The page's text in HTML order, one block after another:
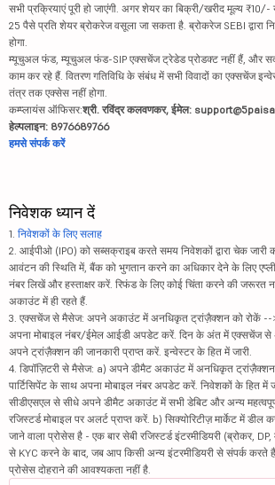
सभी प्रक्रियाएं पूरी हो जाएंगी. अगर शेयर का बिक्री/खरीद मूल्य
25 पैसे प्रति शेयर ब्रोकरेज वसूला जा सकता है. ब्रोकरेज SEBI द्वारा
होगा.
म्यूचुअल फंड, म्यूचुअल फंड-SIP एक्सचेंज ट्रेडेड प्रोडक्ट नहीं हैं, और
काम कर रहे हैं. वितरण गतिविधि के संबंध में सभी विवादों का एक्सचेंज
तंत्र तक एक्सेस नहीं होगा.
कम्प्लायंस ऑफिसर:श्री. रविंद्र कलवणकर, ईमेल:
हेल्पलाइन: 8976689766
हमसे संपर्क करें
निवेशक ध्यान दें
1. निवेशकों के लिए सलाह
2. आईपीओ (IPO) को सब्सक्राइब करते समय निवेशकों द्वारा चेक जारी
आवंटन की स्थिति में, बैंक को भुगतान करने का अधिकार देने के लिए
नंबर लिखें और हस्ताक्षर करें. रिफंड के लिए कोई चिंता करने की जरूरत
अकाउंट में ही रहते हैं.
3. एक्सचेंज से मैसेज: अपने अकाउंट में अनधिकृत ट्रांज़ैक्शन को रोकें --
अपना मोबाइल नंबर/ईमेल आईडी अपडेट करें. दिन के अंत में एक्सचेंज से
अपने ट्रांज़ैक्शन की जानकारी प्राप्त करें. इन्वेस्टर के हित में जारी.
4. डिपॉज़िटरी से मैसेज: a) अपने डीमैट अकाउंट में अनधिकृत ट्रांज़ैक्शन
पार्टिसिपेंट के साथ अपना मोबाइल नंबर अपडेट करें. निवेशकों के हित में
सीडीएसएल से सीधे अपने डीमैट अकाउंट में सभी डेबिट और अन्य
रजिस्टर्ड मोबाइल पर अलर्ट प्राप्त करें. b) सिक्योरिटीज़ मार्केट में
जाने वाला प्रोसेस है - एक बार सेबी रजिस्टर्ड इंटरमीडियरी (ब्रोकर,
से KYC करने के बाद, जब आप किसी अन्य इंटरमीडियरी से संपर्क करते
प्रोसेस दोहराने की आवश्यकता नहीं है.